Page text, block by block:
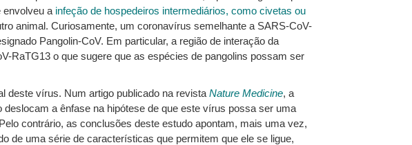
envolveu a infeção de hospedeiros intermediários, como civetas ou
animal. Curiosamente, um coronavírus semelhante a SARS-CoV-
Pangolin-CoV. Em particular, a região de interação da
RaTG13 o que sugere que as espécies de pangolins possam ser
deste vírus. Num artigo publicado na revista Nature Medicine, a
a ênfase na hipótese de que este vírus possa ser uma
contrário, as conclusões deste estudo apontam, mais uma vez,
de uma série de características que permitem que ele se ligue,